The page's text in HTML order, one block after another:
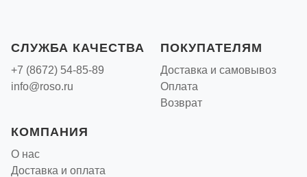
СЛУЖБА КАЧЕСТВА
+7 (8672) 54-85-89
info@roso.ru
ПОКУПАТЕЛЯМ
Доставка и самовывоз
Оплата
Возврат
КОМПАНИЯ
О нас
Доставка и оплата